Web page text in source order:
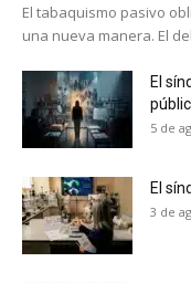
El tabaquismo pasivo
una nueva manera. El
El
5 de
El
3 de